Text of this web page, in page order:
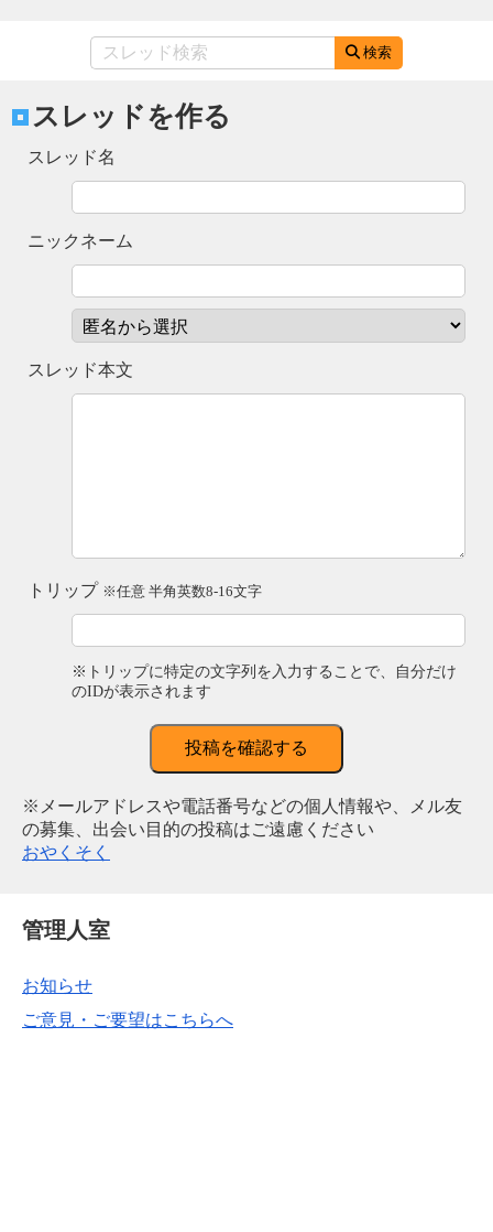
検索
スレッドを作る
スレッド名
ニックネーム
スレッド本文
トリップ ※任意 半角英数8-16文字
※トリップに特定の文字列を入力することで、自分だけ
のIDが表示されます
投稿を確認する
※メールアドレスや電話番号などの個人情報や、メル友
の募集、出会い目的の投稿はご遠慮ください
おやくそく
管理人室
お知らせ
ご意見・ご要望はこちらへ